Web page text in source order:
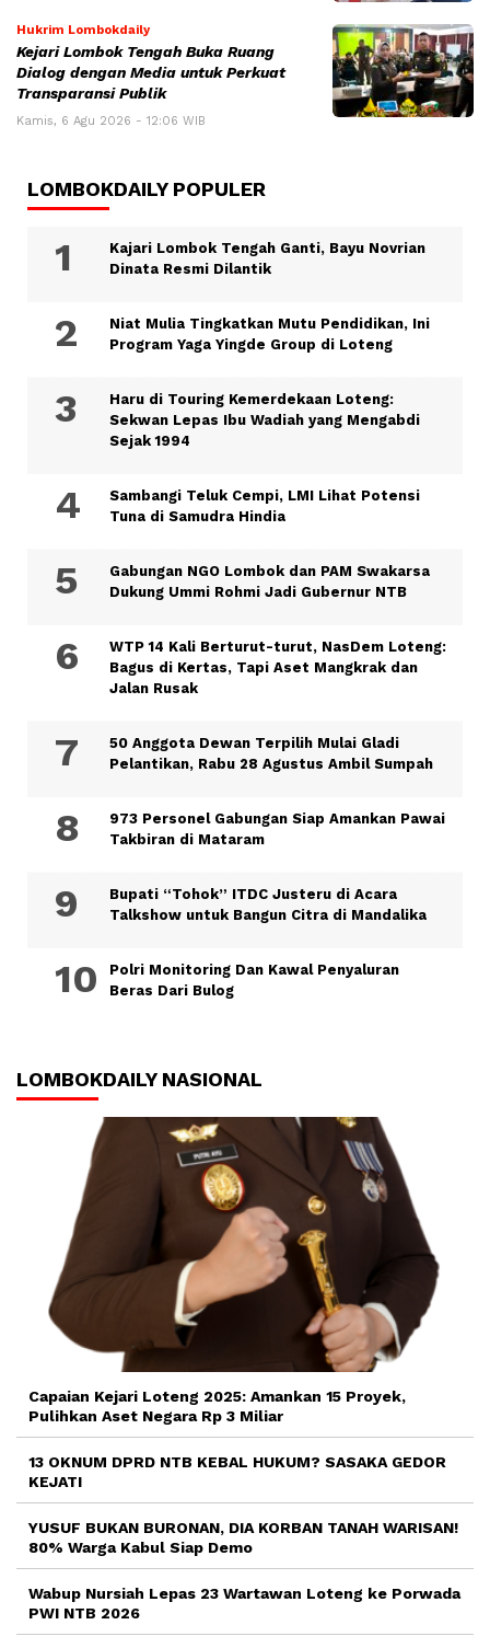
Hukrim Lombokdaily
Kejari Lombok Tengah Buka Ruang
Dialog dengan Media untuk Perkuat
Transparansi Publik
Kamis, 6 Agu 2026 - 12:06 WIB
LOMBOKDAILY POPULER
Kajari Lombok Tengah Ganti, Bayu Novrian
Dinata Resmi Dilantik
Niat Mulia Tingkatkan Mutu Pendidikan, Ini
Program Yaga Yingde Group di Loteng
Haru di Touring Kemerdekaan Loteng:
Sekwan Lepas Ibu Wadiah yang Mengabdi
Sejak 1994
Sambangi Teluk Cempi, LMI Lihat Potensi
Tuna di Samudra Hindia
Gabungan NGO Lombok dan PAM Swakarsa
Dukung Ummi Rohmi Jadi Gubernur NTB
WTP 14 Kali Berturut-turut, NasDem Loteng:
Bagus di Kertas, Tapi Aset Mangkrak dan
Jalan Rusak
50 Anggota Dewan Terpilih Mulai Gladi
Pelantikan, Rabu 28 Agustus Ambil Sumpah
973 Personel Gabungan Siap Amankan Pawai
Takbiran di Mataram
Bupati “Tohok” ITDC Justeru di Acara
Talkshow untuk Bangun Citra di Mandalika
Polri Monitoring Dan Kawal Penyaluran
Beras Dari Bulog
LOMBOKDAILY NASIONAL
Capaian Kejari Loteng 2025: Amankan 15 Proyek,
Pulihkan Aset Negara Rp 3 Miliar
13 OKNUM DPRD NTB KEBAL HUKUM? SASAKA GEDOR
KEJATI
YUSUF BUKAN BURONAN, DIA KORBAN TANAH WARISAN!
80% Warga Kabul Siap Demo
Wabup Nursiah Lepas 23 Wartawan Loteng ke Porwada
PWI NTB 2026